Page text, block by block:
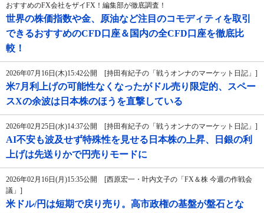
おすすめのFX会社をザイFX！編集部が徹底調査！
世界の株価指数や金、原油など注目のコモディティを取引
できるおすすめのCFD口座＆国内の全CFD口座を徹底比
較！
2026年07月16日(木)15:42公開 [持田有紀子の「戦うオンナのマーケット日記」]
米7月利上げの可能性なくなったがドル売り限定的、スペー
スXの余波は日本株のほうを直撃している
2026年02月25日(水)14:37公開 [持田有紀子の「戦うオンナのマーケット日記」]
AI不安も波及せず特殊性を見せる日本株の上昇、日銀の利
上げは先送りかで円売りモードに
2026年02月16日(月)15:35公開 [西原宏一・叶内文子の「FX＆株 今週の作戦会
議」]
米ドル/円は短期で戻り売り。高市政権の基盤が盤石とな